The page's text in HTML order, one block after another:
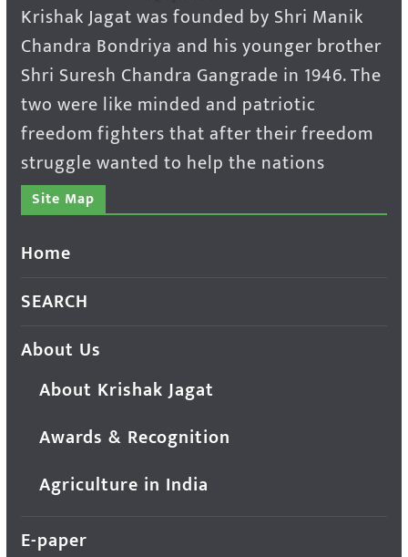
Krishak Jagat was founded by Shri Manik
Chandra Bondriya and his younger brother
Shri Suresh Chandra Gangrade in 1946. The
two were like minded and patriotic
freedom fighters that after their freedom
struggle wanted to help the nations
Site Map
Home
SEARCH
About Us
About Krishak Jagat
Awards & Recognition
Agriculture in India
E-paper